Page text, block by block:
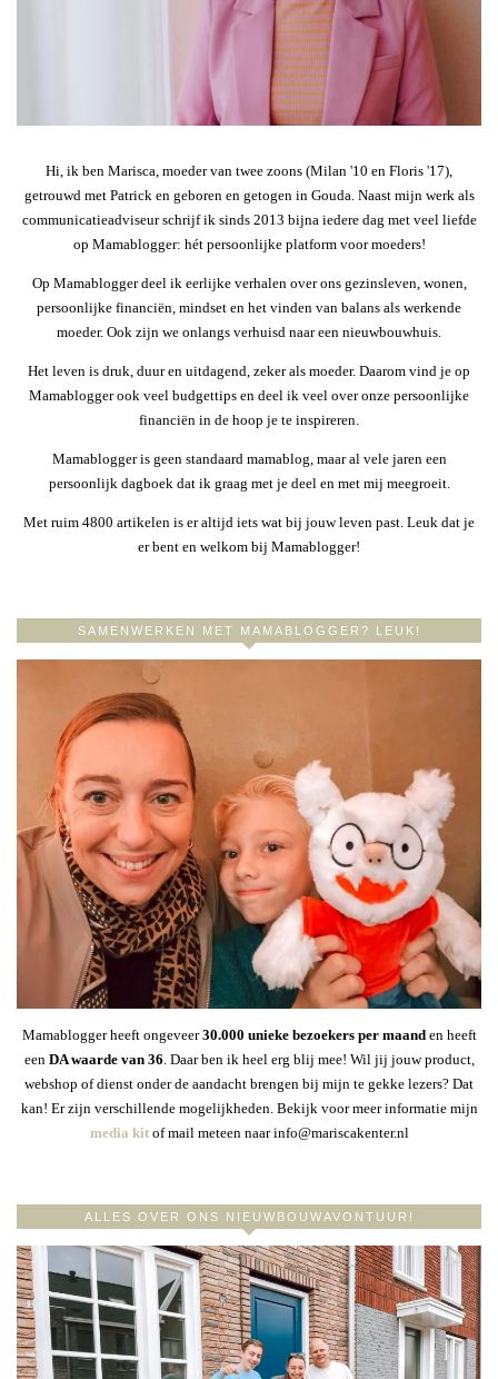
Hi, ik ben Marisca, moeder van twee zoons (Milan '10 en Floris '17),
getrouwd met Patrick en geboren en getogen in Gouda. Naast mijn werk als
communicatieadviseur schrijf ik sinds 2013 bijna iedere dag met veel liefde
op Mamablogger: hét persoonlijke platform voor moeders!
Op Mamablogger deel ik eerlijke verhalen over ons gezinsleven, wonen,
persoonlijke financiën, mindset en het vinden van balans als werkende
moeder. Ook zijn we onlangs verhuisd naar een nieuwbouwhuis.
Het leven is druk, duur en uitdagend, zeker als moeder. Daarom vind je op
Mamablogger ook veel budgettips en deel ik veel over onze persoonlijke
financiën in de hoop je te inspireren.
Mamablogger is geen standaard mamablog, maar al vele jaren een
persoonlijk dagboek dat ik graag met je deel en met mij meegroeit.
Met ruim 4800 artikelen is er altijd iets wat bij jouw leven past. Leuk dat je
er bent en welkom bij Mamablogger!
SAMENWERKEN MET MAMABLOGGER? LEUK!
Mamablogger heeft ongeveer30.000 unieke bezoekers per maanden heeft
een DA waarde van 36 . Daar ben ik heel erg blij mee! Wil jij jouw product,
webshop of dienst onder de aandacht brengen bij mijn te gekke lezers? Dat
kan! Er zijn verschillende mogelijkheden. Bekijk voor meer informatie mijn
media kitof mail meteen naar info@mariscakenter.nl
ALLES OVER ONS NIEUWBOUWAVONTUUR!